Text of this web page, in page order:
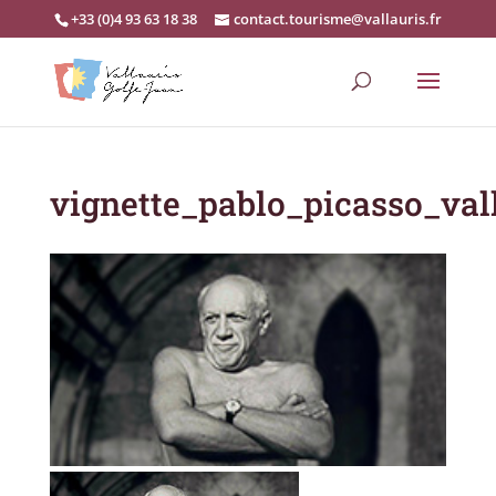
+33 (0)4 93 63 18 38 contact.tourisme@vallauris.fr